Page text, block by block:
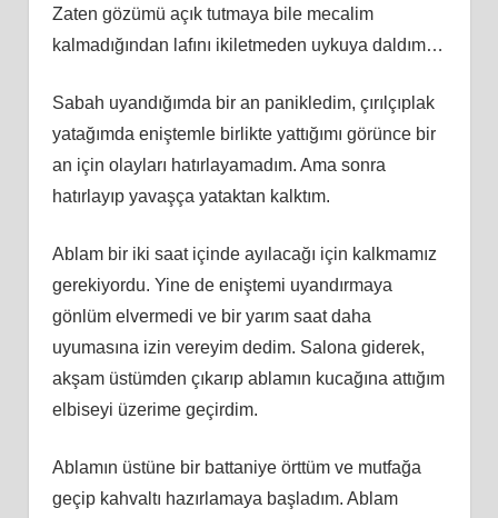
Zaten gözümü açık tutmaya bile mecalim
kalmadığından lafını ikiletmeden uykuya daldım…
Sabah uyandığımda bir an panikledim, çırılçıplak
yatağımda eniştemle birlikte yattığımı görünce bir
an için olayları hatırlayamadım. Ama sonra
hatırlayıp yavaşça yataktan kalktım.
Ablam bir iki saat içinde ayılacağı için kalkmamız
gerekiyordu. Yine de eniştemi uyandırmaya
gönlüm elvermedi ve bir yarım saat daha
uyumasına izin vereyim dedim. Salona giderek,
akşam üstümden çıkarıp ablamın kucağına attığım
elbiseyi üzerime geçirdim.
Ablamın üstüne bir battaniye örttüm ve mutfağa
geçip kahvaltı hazırlamaya başladım. Ablam